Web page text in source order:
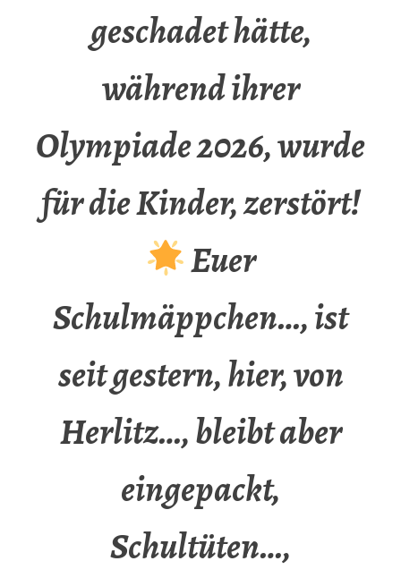
geschadet hätte,
während ihrer
Olympiade 2026, wurde
für die Kinder, zerstört!
Euer
Schulmäppchen…, ist
seit gestern, hier, von
Herlitz…, bleibt aber
eingepackt,
Schultüten…,